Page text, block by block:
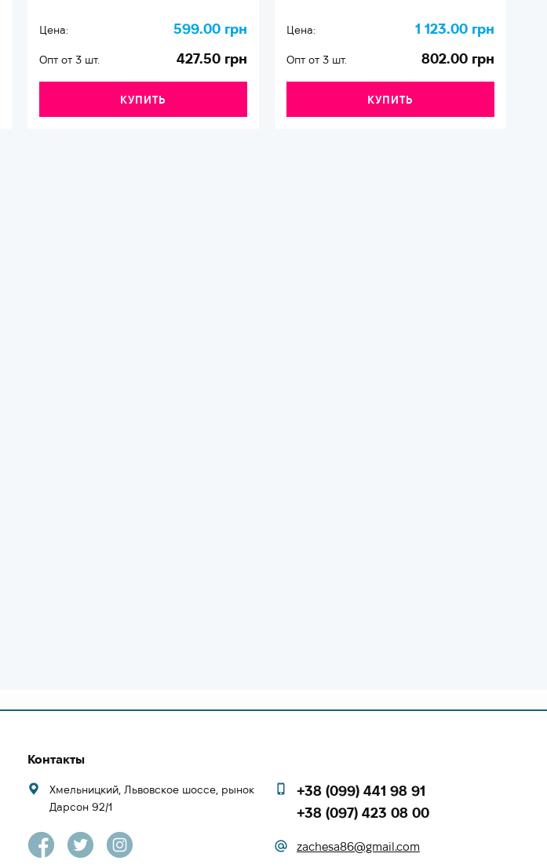
Цена: 599.00 грн
Опт от 3 шт. 427.50 грн
КУПИТЬ
Цена: 1 123.00 грн
Опт от 3 шт. 802.00 грн
КУПИТЬ
Контакты
Хмельницкий, Львовское шоссе, рынок
Дарсон 92/1
+38 (099) 441 98 91
+38 (097) 423 08 00
zachesa86@gmail.com